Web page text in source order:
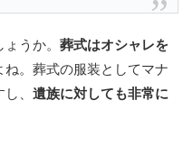
うか。 葬式はオシャレを
ね。葬式の服装としてマナ
、 遺族に対しても非常に